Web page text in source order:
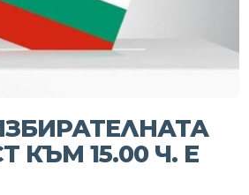
КЪМ 15.00 Ч. Е